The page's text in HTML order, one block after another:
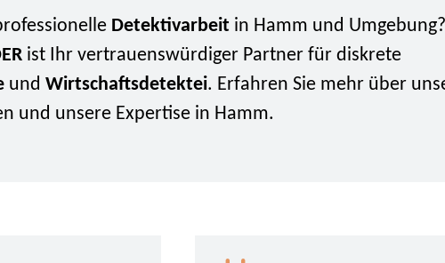
Detektivarbeit in Hamm und
ist Ihr vertrauenswürdiger Partner für diskrete
und Wirtschaftsdetektei. Erfahren Sie mehr über
und unsere Expertise in Hamm.